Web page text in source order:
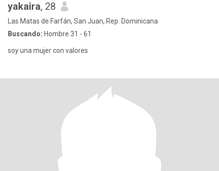
yakaira, 28
Las Matas de Farfán, San Juan, Rep. Dominicana
Buscando: Hombre 31 - 61
soy una mujer con valores